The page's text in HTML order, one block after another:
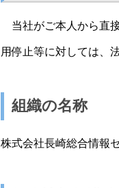
当社がご本人から直
用停止等に対しては、
組織の名称
株式会社長崎総合情報